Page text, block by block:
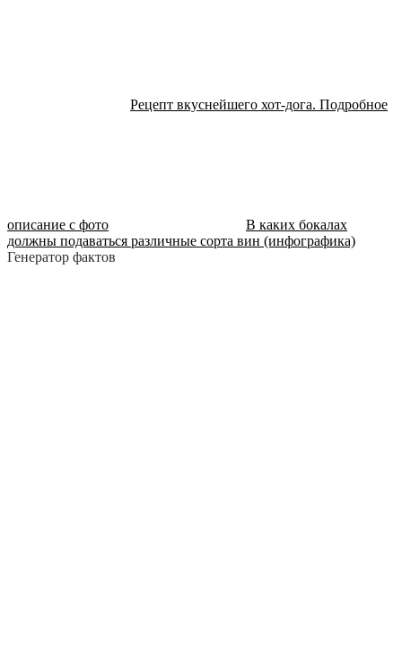
Рецепт вкуснейшего хот-дога. Подробное
описание с фото
В каких бокалах
должны подаваться различные сорта вин (инфографика)
Генератор фактов